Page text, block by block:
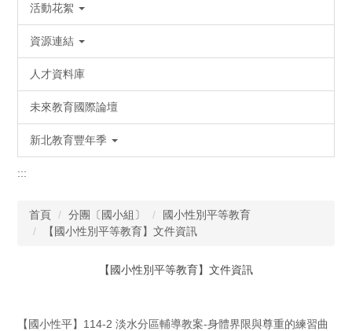
活動花絮
資源連結
人才資料庫
未來教育國際論壇
新北教育豐年季
:::
首頁 分團〔國小組〕
國小性別平等教育
【國小性別平等教育】文件資訊
【國小性別平等教育】文件資訊
【國小性平】114-2 淡水分區輔導教案-身體界限與尊重的練習曲